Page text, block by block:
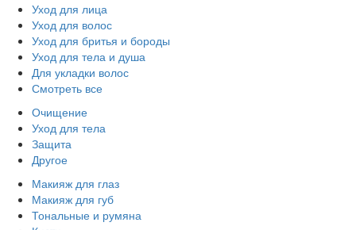
Уход для лица
Уход для волос
Уход для бритья и бороды
Уход для тела и душа
Для укладки волос
Смотреть все
Очищение
Уход для тела
Защита
Другое
Макияж для глаз
Макияж для губ
Тональные и румяна